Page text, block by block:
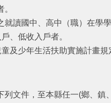
就讀國中、高中（職）在學學
、低收入戶者。
及少年生活扶助實施計畫規
文件，至本縣任一(鄉、鎮